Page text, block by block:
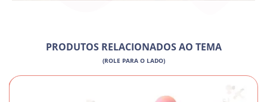
PRODUTOS RELACIONADOS AO TEMA
(ROLE PARA O LADO)